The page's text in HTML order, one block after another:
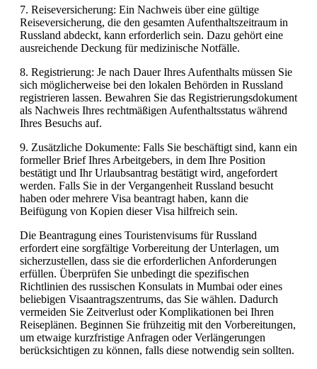
7. Reiseversicherung: Ein Nachweis über eine gültige
Reiseversicherung, die den gesamten Aufenthaltszeitraum in
Russland abdeckt, kann erforderlich sein. Dazu gehört eine
ausreichende Deckung für medizinische Notfälle.
8. Registrierung: Je nach Dauer Ihres Aufenthalts müssen Sie
sich möglicherweise bei den lokalen Behörden in Russland
registrieren lassen. Bewahren Sie das Registrierungsdokument
als Nachweis Ihres rechtmäßigen Aufenthaltsstatus während
Ihres Besuchs auf.
9. Zusätzliche Dokumente: Falls Sie beschäftigt sind, kann ein
formeller Brief Ihres Arbeitgebers, in dem Ihre Position
bestätigt und Ihr Urlaubsantrag bestätigt wird, angefordert
werden. Falls Sie in der Vergangenheit Russland besucht
haben oder mehrere Visa beantragt haben, kann die
Beifügung von Kopien dieser Visa hilfreich sein.
Die Beantragung eines Touristenvisums für Russland
erfordert eine sorgfältige Vorbereitung der Unterlagen, um
sicherzustellen, dass sie die erforderlichen Anforderungen
erfüllen. Überprüfen Sie unbedingt die spezifischen
Richtlinien des russischen Konsulats in Mumbai oder eines
beliebigen Visaantragszentrums, das Sie wählen. Dadurch
vermeiden Sie Zeitverlust oder Komplikationen bei Ihren
Reiseplänen. Beginnen Sie frühzeitig mit den Vorbereitungen,
um etwaige kurzfristige Anfragen oder Verlängerungen
berücksichtigen zu können, falls diese notwendig sein sollten.